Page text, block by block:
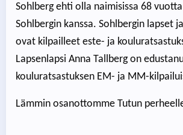
Sohlberg ehti olla naimisissa 68
Sohlbergin kanssa. Sohlbergin lapset
ovat kilpailleet este- ja
Lapsenlapsi Anna Tallberg on
kouluratsastuksen EM- ja MM-
Lämmin osanottomme Tutun